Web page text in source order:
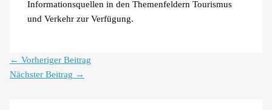
Informationsquellen in den Themenfeldern Tourismus
und Verkehr zur Verfügung.
← Vorheriger Beitrag
Nächster Beitrag →